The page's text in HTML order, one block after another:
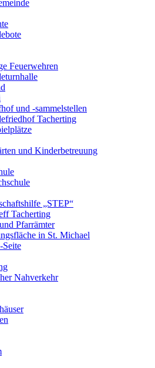
Feuerwehren
und -sammelstellen
Tacherting
und Kinderbetreuung
„STEP“
Tacherting
Pfarrämter
in St. Michael
Seite
Nahverkehr